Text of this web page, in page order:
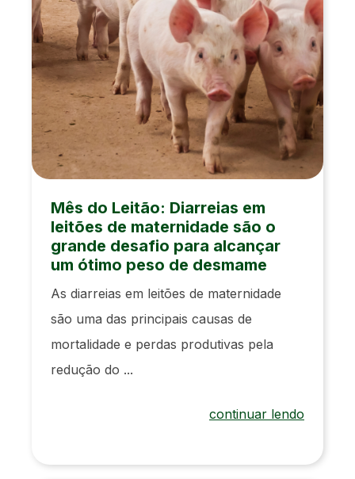
Mês do Leitão: Diarreias em
leitões de maternidade são o
grande desafio para alcançar
um ótimo peso de desmame
As diarreias em leitões de maternidade
são uma das principais causas de
mortalidade e perdas produtivas pela
redução do ...
continuar lendo